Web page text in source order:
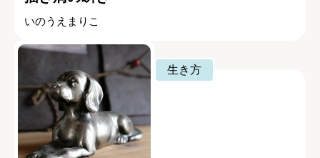
いのうえまりこ
生き方